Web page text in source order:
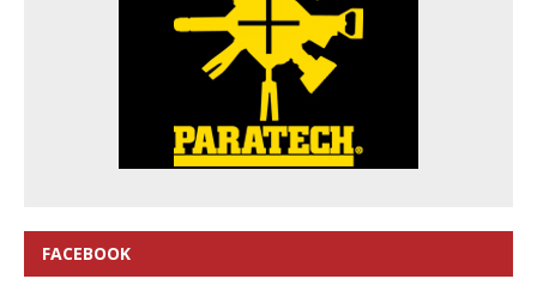
FACEBOOK